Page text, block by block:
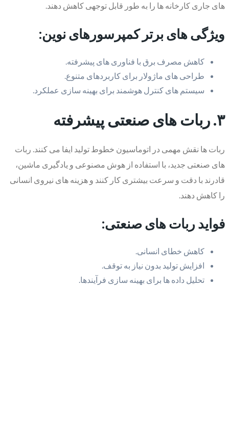
های جاری کارخانه ها را به طور قابل توجهی کاهش دهند.
ویژگی های برتر کمپرسورهای نوین:
کاهش مصرف برق با فناوری های پیشرفته.
طراحی های ماژولار برای کاربردهای متنوع.
سیستم های کنترل هوشمند برای بهینه سازی عملکرد.
۳. ربات های صنعتی پیشرفته
ربات ها نقش مهمی در اتوماسیون خطوط تولید ایفا می کنند. ربات
های صنعتی جدید، با استفاده از هوش مصنوعی و یادگیری ماشین،
قادرند با دقت و سرعت بیشتری کار کنند و هزینه های نیروی انسانی
را کاهش دهند.
فواید ربات های صنعتی:
کاهش خطای انسانی.
افزایش تولید بدون نیاز به توقف.
تحلیل داده ها برای بهینه سازی فرآیندها.